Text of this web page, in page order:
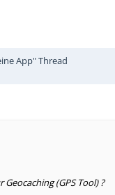
App" Thread
(GPS Tool) ?